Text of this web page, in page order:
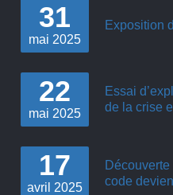
31
mai 2025
Exposition
22
mai 2025
Essai
de la crise
17
avril 2025
Découverte
code